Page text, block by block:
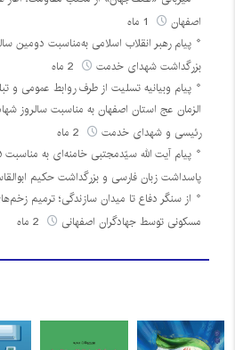
اصفهان
پیام رهبر انقلاب اسلامی به‌مناسبت دومین
بزرگداشت شهدای خدمت
پیام وبیانیه تسلیت از طرف روابط عمومی
الزمان عج استان اصفهان به مناسبت سالروز
رئیسی و شهدای خدمت
پاسداشت زبان فارسی و بزرگداشت حکیم
مسکونی توسط جهادگران اصفهانی